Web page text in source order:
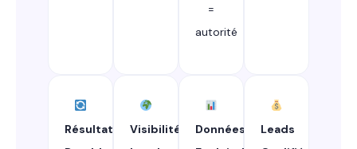
=
autorité
Résultats
Visibilité
Données
Leads